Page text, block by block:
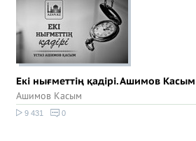
Екі нығметтің қадірі. Ашимов Касым
Ашимов Касым
9 431 0